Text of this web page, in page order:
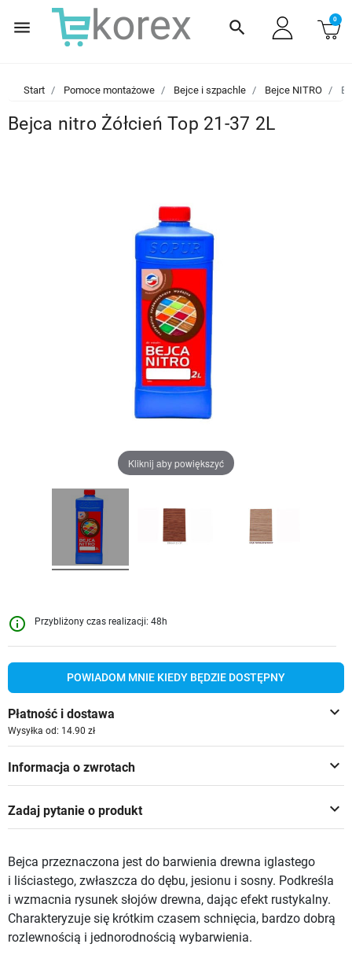
menu search 0
Start Pomoce montażowe Bejce i szpachle Bejce NITRO
Bejca nitro Żółcień Top 21-37 2L
Kliknij aby powiększyć
info_outline Przybliżony czas realizacji: 48h
POWIADOM MNIE KIEDY BĘDZIE DOSTĘPNY
keyboard_arrow_down
Płatność i dostawa
Wysyłka od: 14.90 zł
keyboard_arrow_down
Informacja o zwrotach
keyboard_arrow_down
Zadaj pytanie o produkt
Bejca przeznaczona jest do barwienia drewna iglastego
i liściastego, zwłaszcza do dębu, jesionu i sosny. Podkreśla
i wzmacnia rysunek słojów drewna, dając efekt rustykalny.
Charakteryzuje się krótkim czasem schnięcia, bardzo dobrą
rozlewnością i jednorodnością wybarwienia.